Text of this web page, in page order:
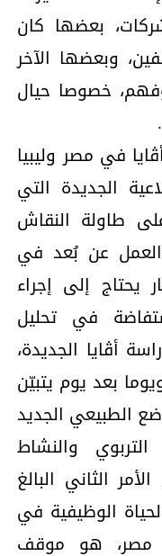
بعضها كان
وبعضها الآخر
خصوصا حيال
في مصر وليبيا
الجديدة التي
طاولة النقاش
عن بُعد في
إلى إجراء
في تحليل
أڤايا الجديدة،
بعد يوم يتبيّن
الطبيعي الجديد
والنشاط
الثاني البالغ
الوظيفية في
مصر، هو موقف